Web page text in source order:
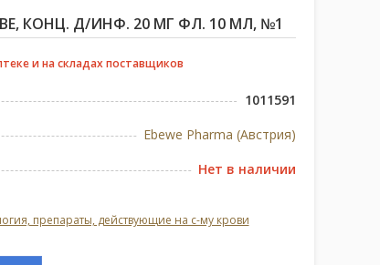
КОНЦ. Д/ИНФ. 20 МГ ФЛ. 10 МЛ, №1
и на складах поставщиков
1011591
Ebewe Pharma (Австрия)
Нет в наличии
препараты, действующие на с-му крови